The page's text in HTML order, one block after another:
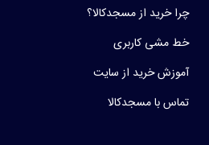
چرا خرید از مسجدکالا؟
خط مشی کاربری
آموزش خرید از سایت
تماس با مسجدکالا